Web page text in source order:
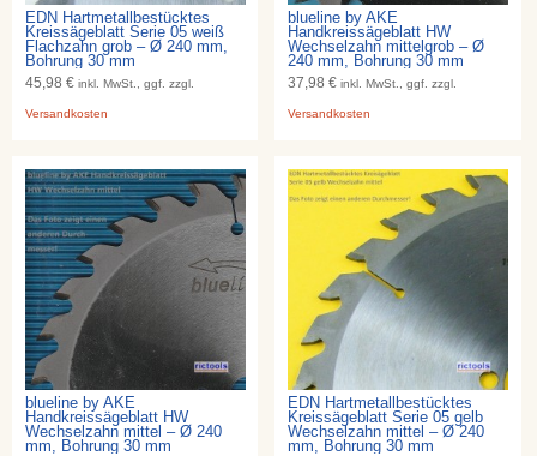
EDN Hartmetallbestücktes
Kreissägeblatt Serie 05 weiß
Flachzahn grob – Ø 240 mm,
Bohrung 30 mm
45,98 € inkl. MwSt., ggf. zzgl.
Versandkosten
blueline by AKE
Handkreissägeblatt HW
Wechselzahn mittelgrob – Ø
240 mm, Bohrung 30 mm
37,98 €inkl. MwSt., ggf. zzgl.
Versandkosten
blueline by AKE
Handkreissägeblatt HW
Wechselzahn mittel – Ø 240
mm, Bohrung 30 mm
EDN Hartmetallbestücktes
Kreissägeblatt Serie 05 gelb
Wechselzahn mittel – Ø 240
mm, Bohrung 30 mm